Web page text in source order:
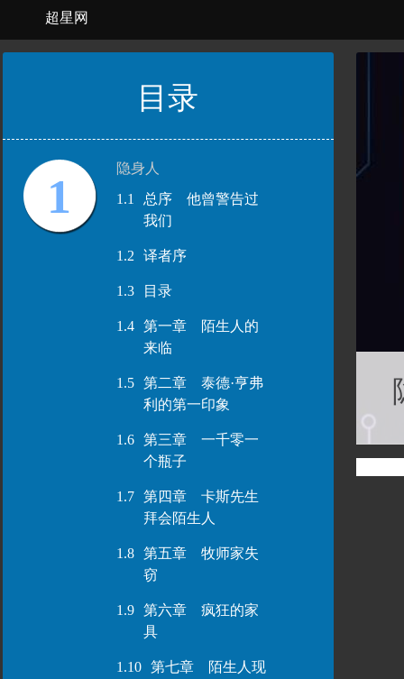
超星网
目录
1
隐身人
1.1
总序 他曾警告过
我们
1.2 译者序
1.3 目录
1.4
第一章 陌生人的
来临
1.5
第二章 泰德·亨弗
利的第一印象
1.6
第三章 一千零一
个瓶子
1.7
第四章 卡斯先生
拜会陌生人
1.8
第五章 牧师家失
窃
1.9
第六章 疯狂的家
具
1.10
第七章 陌生人现